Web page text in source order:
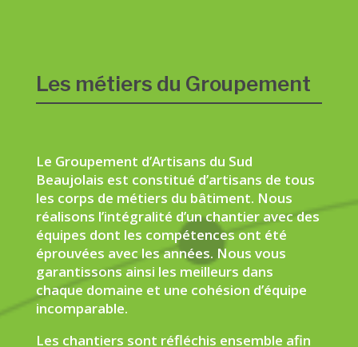
Les métiers du Groupement
Le Groupement d’Artisans du Sud
Beaujolais est constitué d’artisans de tous
les corps de métiers du bâtiment. Nous
réalisons l’intégralité d’un chantier avec des
équipes dont les compétences ont été
éprouvées avec les années. Nous vous
garantissons ainsi les meilleurs dans
chaque domaine et une cohésion d’équipe
incomparable.
Les chantiers sont réfléchis ensemble afin